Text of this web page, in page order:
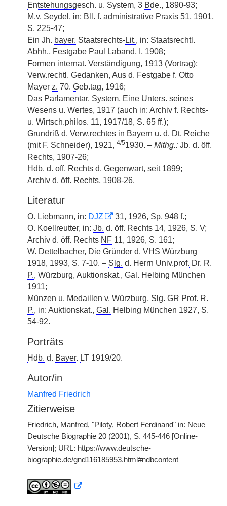
Entstehungsgesch. u. System, 3 Bde., 1890-93;
M.v. Seydel, in: Bll. f. administrative Praxis 51, 1901,
S. 225-47;
Ein Jh. bayer. Staatsrechts-Lit., in: Staatsrechtl.
Abhh., Festgabe Paul Laband, I, 1908;
Formen internat. Verständigung, 1913 (Vortrag);
Verw.rechtl. Gedanken, Aus d. Festgabe f. Otto
Mayer z. 70. Geb.tag, 1916;
Das Parlamentar. System, Eine Unters. seines
Wesens u. Wertes, 1917 (auch in: Archiv f. Rechts-
u. Wirtsch.philos. 11, 1917/18, S. 65 ff.);
Grundriß d. Verw.rechtes in Bayern u. d. Dt. Reiche
(mit F. Schneider), 1921, 4/51930. – Mithg.: Jb. d. öff.
Rechts, 1907-26;
Hdb. d. off. Rechts d. Gegenwart, seit 1899;
Archiv d. öff. Rechts, 1908-26.
Literatur
O. Liebmann, in: DJZ 31, 1926, Sp. 948 f.;
O. Koellreutter, in: Jb. d. öff. Rechts 14, 1926, S. V;
Archiv d. öff. Rechts NF 11, 1926, S. 161;
W. Dettelbacher, Die Gründer d. VHS Würzburg
1918, 1993, S. 7-10. – Slg. d. Herrn Univ.prof. Dr. R.
P., Würzburg, Auktionskat., Gal. Helbing München
1911;
Münzen u. Medaillen v. Würzburg, Slg. GR Prof. R.
P., in: Auktionskat., Gal. Helbing München 1927, S.
54-92.
Porträts
Hdb. d. Bayer. LT 1919/20.
Autor/in
Manfred Friedrich
Zitierweise
Friedrich, Manfred, "Piloty, Robert Ferdinand" in: Neue
Deutsche Biographie 20 (2001), S. 445-446 [Online-
Version]; URL: https://www.deutsche-
biographie.de/gnd116185953.html#ndbcontent